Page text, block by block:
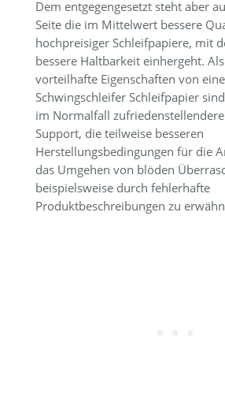
Dem entgegengesetzt steht aber
Seite die im Mittelwert bessere
hochpreisiger Schleifpapiere, mit
bessere Haltbarkeit einhergeht.
vorteilhafte Eigenschaften von
Schwingschleifer Schleifpapier
im Normalfall
Support, die teilweise besseren
Herstellungsbedingungen für die
das Umgehen von blöden
beispielsweise durch fehlerhafte
Produktbeschreibungen zu